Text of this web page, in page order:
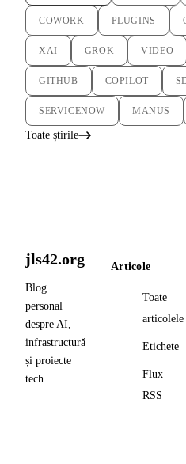
COWORK PLUGINS
XAI GROK VIDEO
GITHUB COPILOT
SERVICENOW MANUS
Toate știrile
jls42.org
Blog
personal
despre AI,
infrastructură
și proiecte
tech
Articole
Toate
articolele
Etichete
Flux
RSS